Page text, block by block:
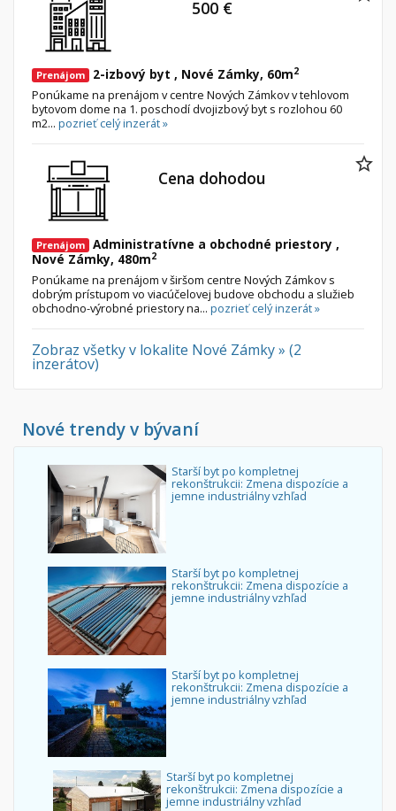
Prenájom 2-izbový byt , Nové Zámky, 60m2
Ponúkame na prenájom v centre Nových Zámkov v tehlovom
bytovom dome na 1. poschodí dvojizbový byt s rozlohou 60
m2... pozrieť celý inzerát »
500 €
Prenájom Administratívne a obchodné priestory ,
Nové Zámky, 480m2
Ponúkame na prenájom v širšom centre Nových Zámkov s
dobrým prístupom vo viacúčelovej budove obchodu a služieb
obchodno-výrobné priestory na... pozrieť celý inzerát »
Cena dohodou
Zobraz všetky v lokalite Nové Zámky » (2
inzerátov)
Nové trendy v bývaní
Starší byt po kompletnej
rekonštrukcii: Zmena dispozície a
jemne industriálny vzhľad
Starší byt po kompletnej
rekonštrukcii: Zmena dispozície a
jemne industriálny vzhľad
Starší byt po kompletnej
rekonštrukcii: Zmena dispozície a
jemne industriálny vzhľad
Starší byt po kompletnej
rekonštrukcii: Zmena dispozície a
jemne industriálny vzhľad